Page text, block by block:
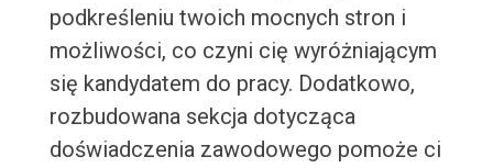
podkreśleniu twoich mocnych stron i
możliwości, co czyni cię wyróżniającym
się kandydatem do pracy. Dodatkowo,
rozbudowana sekcja dotycząca
doświadczenia zawodowego pomoże ci